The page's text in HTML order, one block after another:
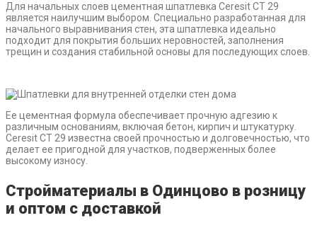
Для начальных слоев цементная шпатлевка Ceresit CT 29
является наилучшим выбором. Специально разработанная для
начального выравнивания стен, эта шпатлевка идеально
подходит для покрытия больших неровностей, заполнения
трещин и создания стабильной основы для последующих слоев.
Ее цементная формула обеспечивает прочную адгезию к
различным основаниям, включая бетон, кирпич и штукатурку.
Ceresit CT 29 известна своей прочностью и долговечностью, что
делает ее пригодной для участков, подверженных более
высокому износу.
Стройматериалы в Одинцово в розницу
и оптом с доставкой